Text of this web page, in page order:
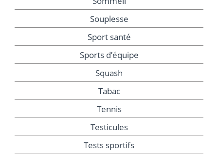
Souplesse
Sport santé
Sports d’équipe
Squash
Tabac
Tennis
Testicules
Tests sportifs